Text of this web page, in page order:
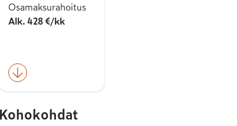
Osamaksurahoitus
Alk. 428 €/kk
Kohokohdat